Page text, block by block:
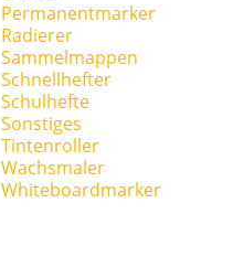
Permanentmarker
Radierer
Sammelmappen
Schnellhefter
Schulhefte
Sonstiges
Tintenroller
Wachsmaler
Whiteboardmarker